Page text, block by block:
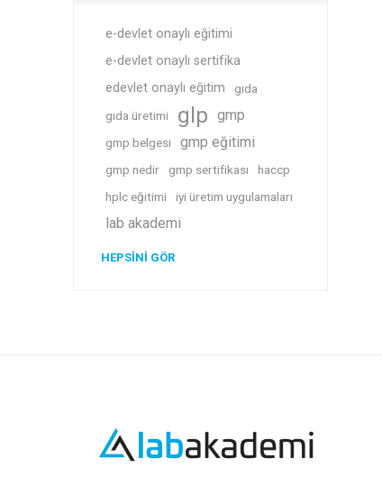
e-devlet onaylı eğitimi
e-devlet onaylı sertifika
edevlet onaylı eğitim
gıda
gıda üretimi
glp gmp
gmp belgesi gmp eğitimi
gmp nedir gmp sertifikası
haccp
hplc eğitimi
iyi üretim uygulamaları
lab akademi
HEPSINI GÖR